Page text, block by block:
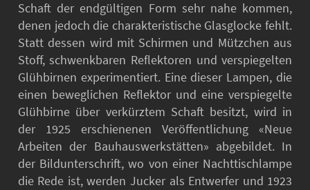
Schaft der endgültigen Form sehr nahe kommen,
denen jedoch die charakteristische Glasglocke fehlt.
Statt dessen wird mit Schirmen und Mützchen aus
Stoff, schwenkbaren Reflektoren und verspiegelten
Glühbirnen experimentiert. Eine dieser Lampen, die
einen beweglichen Reflektor und eine verspiegelte
Glühbirne über verkürztem Schaft besitzt, wird in
der 1925 erschienenen Veröffentlichung «Neue
Arbeiten der Bauhauswerkstätten» abgebildet. In
der Bildunterschrift, wo von einer Nachttischlampe
die Rede ist, werden Jucker als Entwerfer und 1923